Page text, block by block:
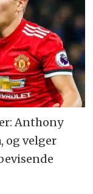
Anthony
og velger